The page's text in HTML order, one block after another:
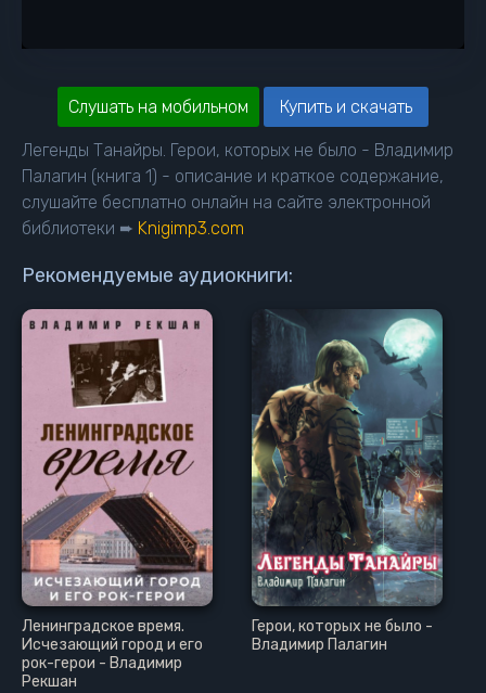
Слушать на мобильном Купить и скачать
Легенды Танайры. Герои, которых не было - Владимир
Палагин (книга 1) - описание и краткое содержание,
слушайте бесплатно онлайн на сайте электронной
библиотеки ➨ Knigimp3.com
Рекомендуемые аудиокниги:
Ленинградское время.
Исчезающий город и его
рок-герои - Владимир
Рекшан
Герои, которых не было -
Владимир Палагин